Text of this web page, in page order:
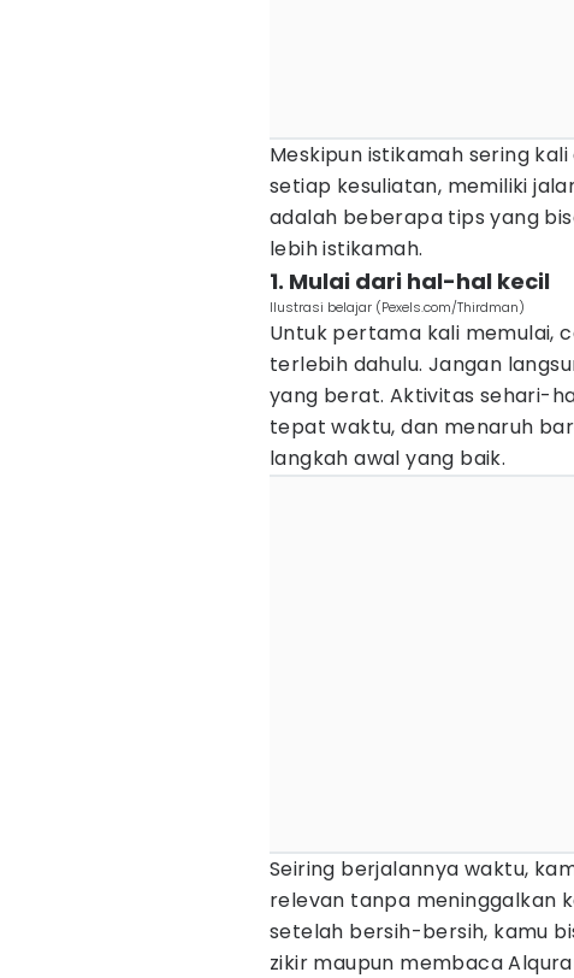
Meskipun istikamah sering
setiap kesuliatan, memiliki
adalah beberapa tips yang
lebih istikamah.
1. Mulai dari hal-hal kecil
Ilustrasi belajar (Pexels.com/Thirdman)
Untuk pertama kali memulai,
terlebih dahulu. Jangan
yang berat. Aktivitas sehari-
tepat waktu, dan menaruh
langkah awal yang baik.
Seiring berjalannya waktu,
relevan tanpa meninggalkan
setelah bersih-bersih, kamu
zikir maupun membaca